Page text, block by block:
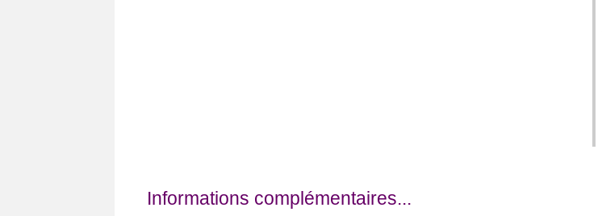
Informations complémentaires...